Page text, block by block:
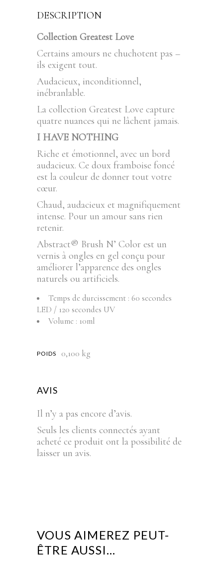
DESCRIPTION
Collection Greatest Love
Certains amours ne chuchotent pas –
ils exigent tout.
Audacieux, inconditionnel,
inébranlable.
La collection Greatest Love capture
quatre nuances qui ne lâchent jamais.
I HAVE NOTHING
Riche et émotionnel, avec un bord
audacieux. Ce doux framboise foncé
est la couleur de donner tout votre
cœur.
Chaud, audacieux et magnifiquement
intense. Pour un amour sans rien
retenir.
Abstract® Brush N’ Color est un
vernis à ongles en gel conçu pour
améliorer l’apparence des ongles
naturels ou artificiels.
Temps de durcissement : 60 secondes
LED / 120 secondes UV
Volume : 10ml
POIDS 0,100 kg
AVIS
Il n’y a pas encore d’avis.
Seuls les clients connectés ayant
acheté ce produit ont la possibilité de
laisser un avis.
VOUS AIMEREZ PEUT-
ÊTRE AUSSI…